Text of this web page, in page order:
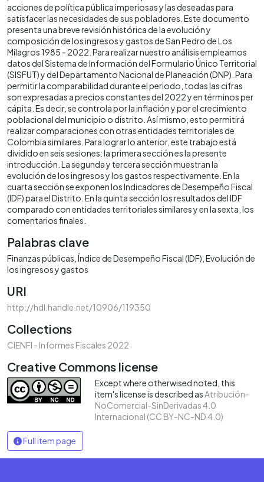
acciones de política pública imperiosas y las deseadas para
satisfacer las necesidades de sus pobladores. Este documento
presenta una breve revisión histórica de la evolución y
composición de los ingresos y gastos de San Pedro de Los
Milagros 1985 - 2022. Para realizar nuestro análisis empleamos
datos del Sistema de Información del Formulario Único Territorial
(SISFUT) y del Departamento Nacional de Planeación (DNP). Para
permitir la comparabilidad durante el periodo, todas las cifras
son expresadas a precios constantes del 2022 y en términos per
cápita. Es decir, se controla por la inflación y por el crecimiento
poblacional del municipio o distrito. Así mismo, esto permitirá
realizar comparaciones con otras entidades territoriales de
Colombia similares. Para lograr lo anterior, este trabajo está
dividido en seis sesiones: la primera sección es la presente
introducción. La segunda y tercera sección muestran la
evolución de los ingresos y los gastos respectivamente. En la
cuarta sección se exponen los Indicadores de Desempeño Fiscal
(IDF) para el Distrito. En la quinta sección los resultados del IDF
comparado con entidades territoriales similares y en la sexta, los
comentarios finales.
Palabras clave
Finanzas públicas Índice de Desempeño Fiscal (IDF) Evolución de
los ingresos y gastos
URI
http://hdl.handle.net/10906/119350
Collections
CIENFI - Informes Fiscales 2022
Creative Commons license
Except where otherwised noted, this
item's license is described asAtribución-
NoComercial-SinDerivadas 4.0
Internacional (CC BY-NC-ND 4.0)
Full item page